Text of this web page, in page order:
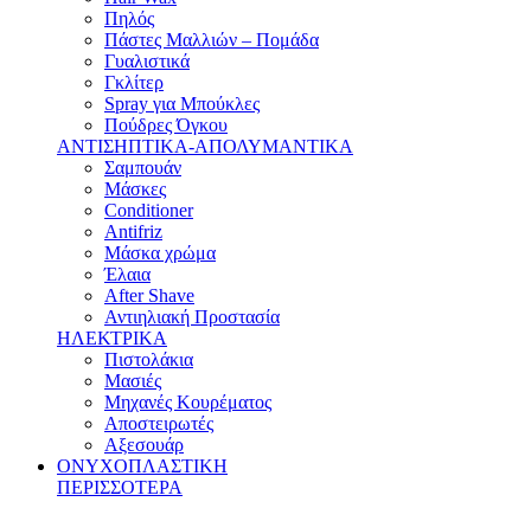
Πηλός
Πάστες Μαλλιών – Πομάδα
Γυαλιστικά
Γκλίτερ
Spray για Μπούκλες
Πούδρες Όγκου
ΑΝΤΙΣΗΠΤΙΚΑ-ΑΠΟΛΥΜΑΝΤΙΚΑ
Σαμπουάν
Μάσκες
Conditioner
Antifriz
Μάσκα χρώμα
Έλαια
After Shave
Αντιηλιακή Προστασία
ΗΛΕΚΤΡΙΚΑ
Πιστολάκια
Μασιές
Μηχανές Κουρέματος
Αποστειρωτές
Αξεσουάρ
ΟΝΥΧΟΠΛΑΣΤΙΚΗ
ΠΕΡΙΣΣΟΤΕΡΑ